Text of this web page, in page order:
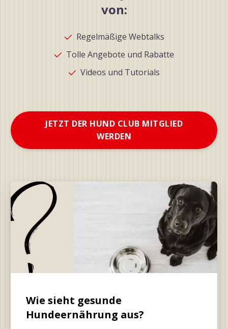
von:
Regelmäßige Webtalks
Tolle Angebote und Rabatte
Videos und Tutorials
JETZT DER HUND CLUB MITGLIED
WERDEN
Wie sieht gesunde
Hundeernährung aus?